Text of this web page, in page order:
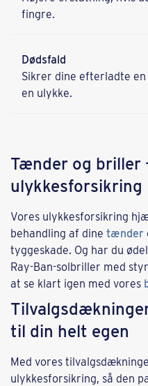
fingre.
Dødsfald
Sikrer dine efterladte
en ulykke.
Tænder og briller
ulykkesforsikring
Vores ulykkesforsikring
behandling af dine tænder
tyggeskade. Og har du
Ray-Ban-solbriller med
at se klart igen med vores
til din helt egen
Med vores
ulykkesforsikring, så den